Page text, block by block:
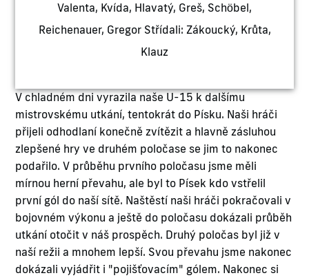
Valenta, Kvída, Hlavatý, Greš, Schöbel,
Reichenauer, Gregor Střídali: Zákoucký, Krůta,
Klauz
V chladném dni vyrazila naše U-15 k dalšímu
mistrovskému utkání, tentokrát do Písku. Naši hráči
přijeli odhodlaní konečně zvítězit a hlavně zásluhou
zlepšené hry ve druhém poločase se jim to nakonec
podařilo. V průběhu prvního poločasu jsme měli
mírnou herní převahu, ale byl to Písek kdo vstřelil
první gól do naší sítě. Naštěstí naši hráči pokračovali v
bojovném výkonu a ještě do poločasu dokázali průběh
utkání otočit v náš prospěch. Druhý poločas byl již v
naší režii a mnohem lepší. Svou převahu jsme nakonec
dokázali vyjádřit i "pojišťovacím" gólem. Nakonec si